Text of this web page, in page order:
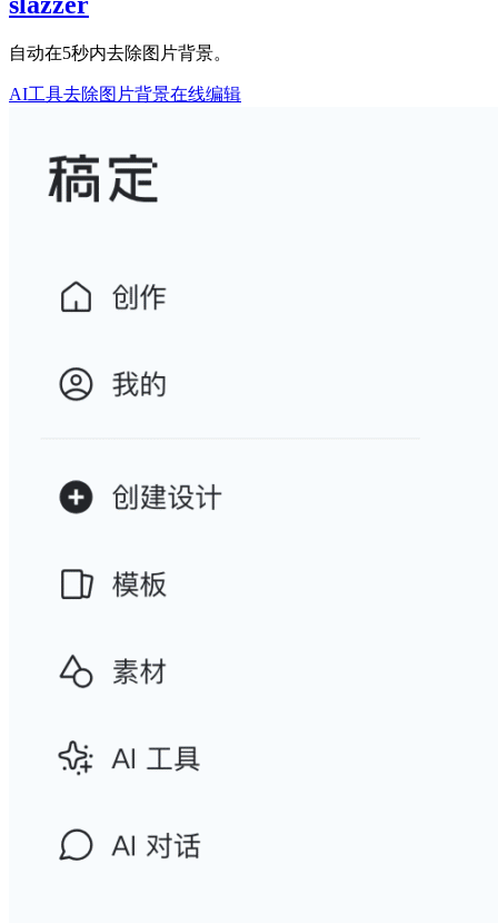
自动在5秒内去除图片背景。
AI工具去除图片背景在线编辑